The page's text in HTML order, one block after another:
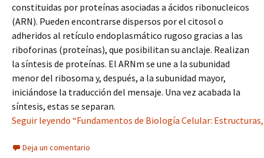
constituidas por proteínas asociadas a ácidos ribonucleicos
(ARN). Pueden encontrarse dispersos por el citosol o
adheridos al retículo endoplasmático rugoso gracias a las
riboforinas (proteínas), que posibilitan su anclaje. Realizan
la síntesis de proteínas. El ARNm se une a la subunidad
menor del ribosoma y, después, a la subunidad mayor,
iniciándose la traducción del mensaje. Una vez acabada la
síntesis, estas se separan.
Seguir leyendo “Fundamentos de Biología Celular:
Deja un comentario